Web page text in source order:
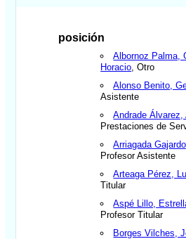
posición
Albornoz Palma,
Horacio , Otro
Alonso Benito,
Asistente
Andrade Álvarez,
Prestaciones de
Arriagada
Profesor Asistente
Arteaga Pérez,
Titular
Aspé Lillo,
Profesor Titular
Borges Vilches,